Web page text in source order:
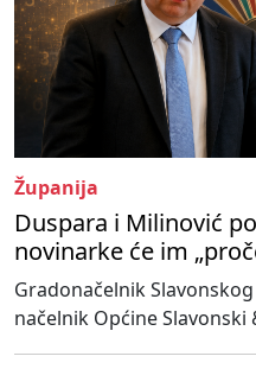
Županija
Duspara i Milinović
novinarke će im
Gradonačelnik
načelnik Općine Slavonski